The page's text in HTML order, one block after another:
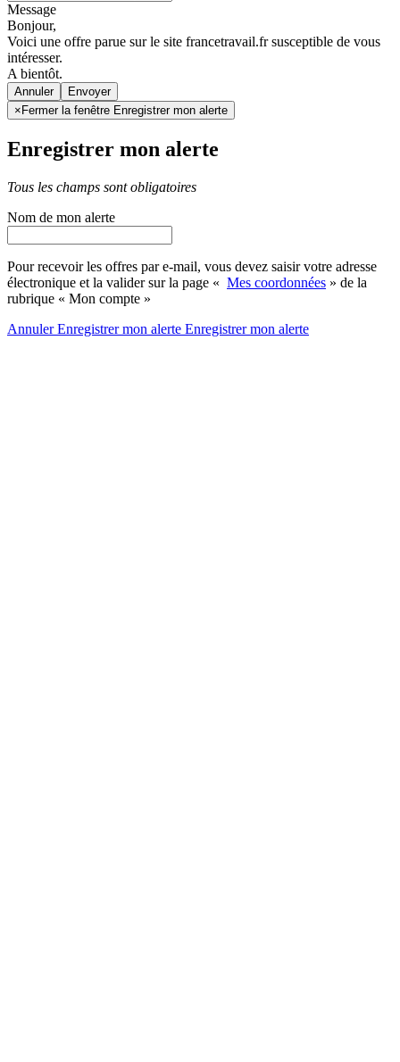
Message
Bonjour,
Voici une offre parue sur le site francetravail.fr susceptible de vous
intéresser.
A bientôt.
Annuler
× Fermer la fenêtre Enregistrer mon alerte
Enregistrer mon alerte
Tous les champs sont obligatoires
Nom de mon alerte
Pour recevoir les offres par e-mail, vous devez saisir votre adresse
électronique et la valider sur la page « Mes coordonnées » de la
rubrique « Mon compte »
AnnulerEnregistrer mon alerte Enregistrermon alerte